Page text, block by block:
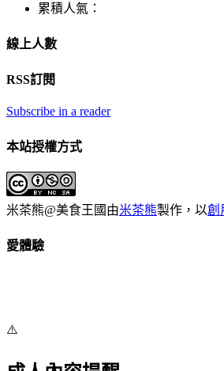
累積人氣：
線上人數
RSS訂閱
Subscribe in a reader
本站授權方式
米茶熊@美食王國 由米茶熊製作，以創
愛體驗
⚠️